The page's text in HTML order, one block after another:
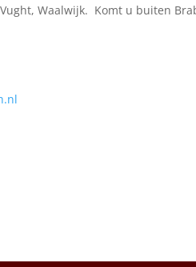
Waalwijk. Komt u buiten